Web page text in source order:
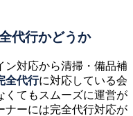
代行かどうか
ン対応から清掃・備品補
全代行に対応している会
くてもスムーズに運営が
ナーには完全代行対応が